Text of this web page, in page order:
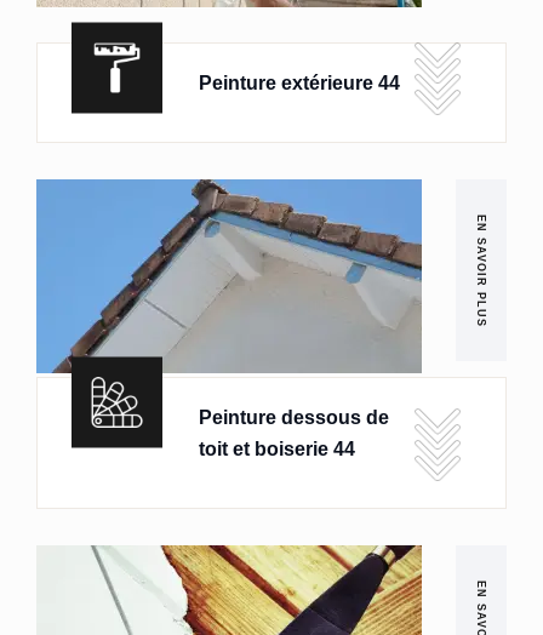
Peinture extérieure 44
EN SAVOIR PLUS
Peinture dessous de
toit et boiserie 44